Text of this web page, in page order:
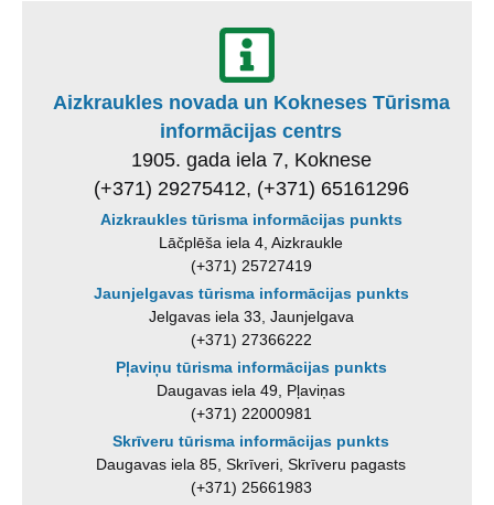
Aizkraukles novada un Kokneses Tūrisma
informācijas centrs
1905. gada iela 7, Koknese
(+371) 29275412, (+371) 65161296
Aizkraukles tūrisma informācijas punkts
Lāčplēša iela 4, Aizkraukle
(+371) 25727419
Jaunjelgavas tūrisma informācijas punkts
Jelgavas iela 33, Jaunjelgava
(+371) 27366222
Pļaviņu tūrisma informācijas punkts
Daugavas iela 49, Pļaviņas
(+371) 22000981
Skrīveru tūrisma informācijas punkts
Daugavas iela 85, Skrīveri, Skrīveru pagasts
(+371) 25661983